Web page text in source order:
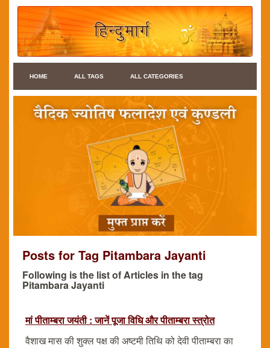
HOME ALL TAGS ALL CATEGORIES
Posts for Tag Pitambara Jayanti
Following is the list of Articles in the tag
Pitambara Jayanti
मां पीताम्बरा जयंती : जानें पूजा विधि और पीताम्बरा स्त्रोत
वैशाख मास की शुक्ल पक्ष की अष्टमी तिथि को देवी पीताम्बरा का